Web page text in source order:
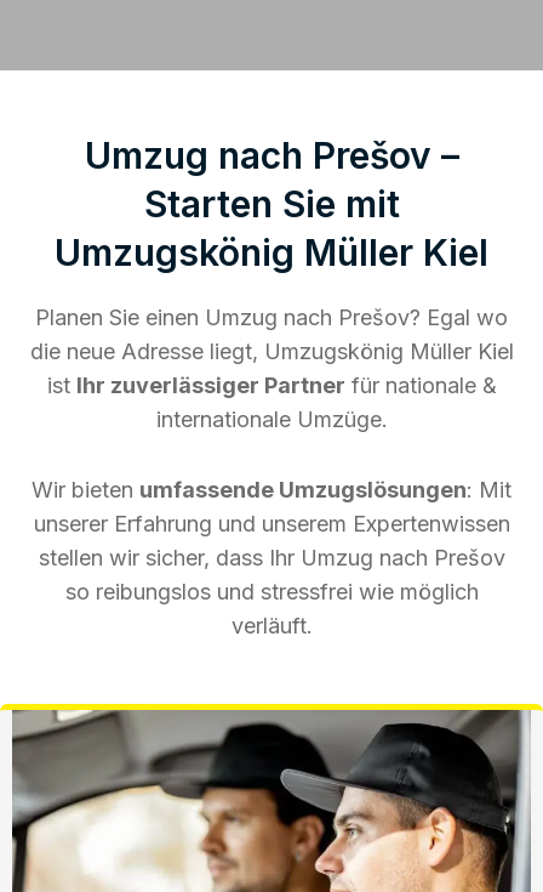
Umzug nach Prešov –
Starten Sie mit
Umzugskönig Müller Kiel
Planen Sie einen Umzug nach Prešov? Egal wo
die neue Adresse liegt, Umzugskönig Müller Kiel
ist Ihr zuverlässiger Partner für nationale &
internationale Umzüge.
Wir bieten umfassende Umzugslösungen: Mit
unserer Erfahrung und unserem Expertenwissen
stellen wir sicher, dass Ihr Umzug nach Prešov
so reibungslos und stressfrei wie möglich
verläuft.